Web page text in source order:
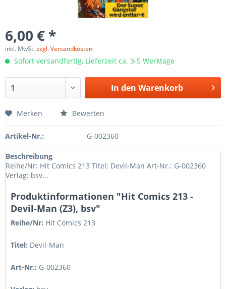
6,00 € *
inkl. MwSt.zzgl. Versandkosten
Sofort versandfertig, Lieferzeit ca. 3-5 Werktage
In den Warenkorb
Merken Bewerten
Artikel-Nr.: G-002360
Beschreibung
Reihe/Nr: Hit Comics 213 Titel: Devil-Man Art-Nr.: G-002360
Verlag: bsv...
Produktinformationen "Hit Comics 213 -
Devil-Man (Z3), bsv"
Reihe/Nr: Hit Comics 213
Titel: Devil-Man
Art-Nr.: G-002360